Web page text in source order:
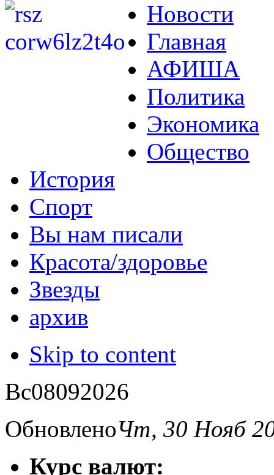
Новости
Главная
АФИША
Политика
Экономика
Общество
История
Спорт
Вы нам писали
Красота/здоровье
Звезды
архив
Skip to content
Вс08092026
ОбновленоЧт, 30 Нояб
Курс валют: